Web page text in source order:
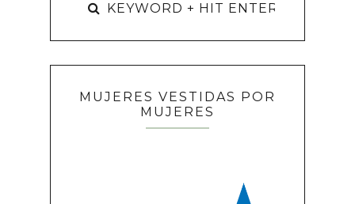
MUJERES VESTIDAS POR
MUJERES